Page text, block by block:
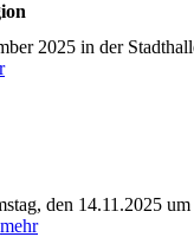
2025 in der
den 14.11.2025
mehr